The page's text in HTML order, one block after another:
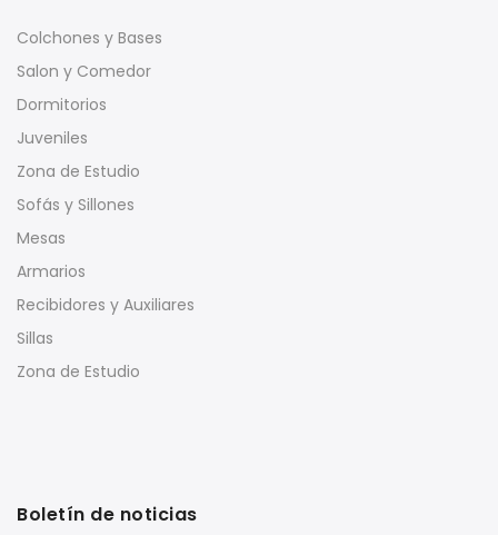
Colchones y Bases
Salon y Comedor
Dormitorios
Juveniles
Zona de Estudio
Sofás y Sillones
Mesas
Armarios
Recibidores y Auxiliares
Sillas
Zona de Estudio
Boletín de noticias